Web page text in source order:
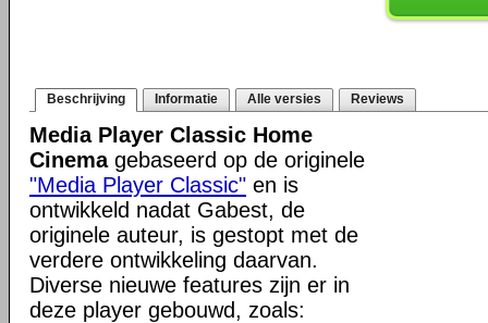
Beschrijving Informatie Alle versies Reviews
Media Player Classic Home
Cinemagebaseerd op de originele
"Media Player Classic" en is
ontwikkeld nadat Gabest, de
originele auteur, is gestopt met de
verdere ontwikkeling daarvan.
Diverse nieuwe features zijn er in
deze player gebouwd, zoals: